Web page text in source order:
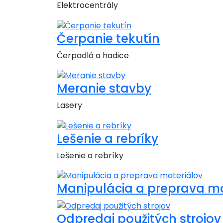
Elektrocentrály
Čerpanie tekutín
Čerpadlá a hadice
Meranie stavby
Lasery
Lešenie a rebríky
Lešenie a rebríky
Manipulácia a preprava
Odpredaj použitých strojov